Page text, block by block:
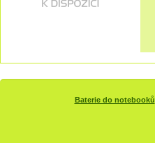
Baterie do notebooků